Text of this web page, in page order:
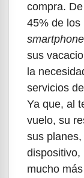
compra.
45% de los
smartphone
sus
la
servicios
Ya que, al
vuelo, su
sus
dispositivo,
mucho